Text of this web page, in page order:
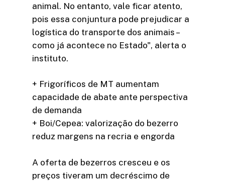
animal. No entanto, vale ficar atento,
pois essa conjuntura pode prejudicar a
logística do transporte dos animais –
como já acontece no Estado", alerta o
instituto.
+ Frigoríficos de MT aumentam
capacidade de abate ante perspectiva
de demanda
+ Boi/Cepea: valorização do bezerro
reduz margens na recria e engorda
A oferta de bezerros cresceu e os
preços tiveram um decréscimo de